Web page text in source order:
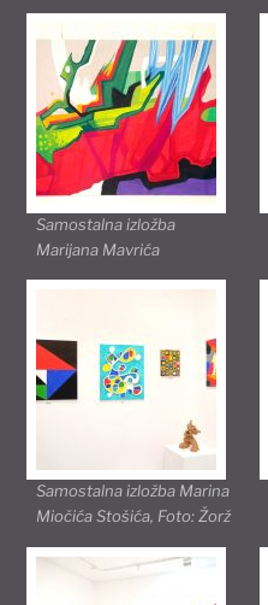
Samostalna izložba
Marijana Mavrića
Samostalna izložba Marina
Miočića Stošića, Foto: Žorž